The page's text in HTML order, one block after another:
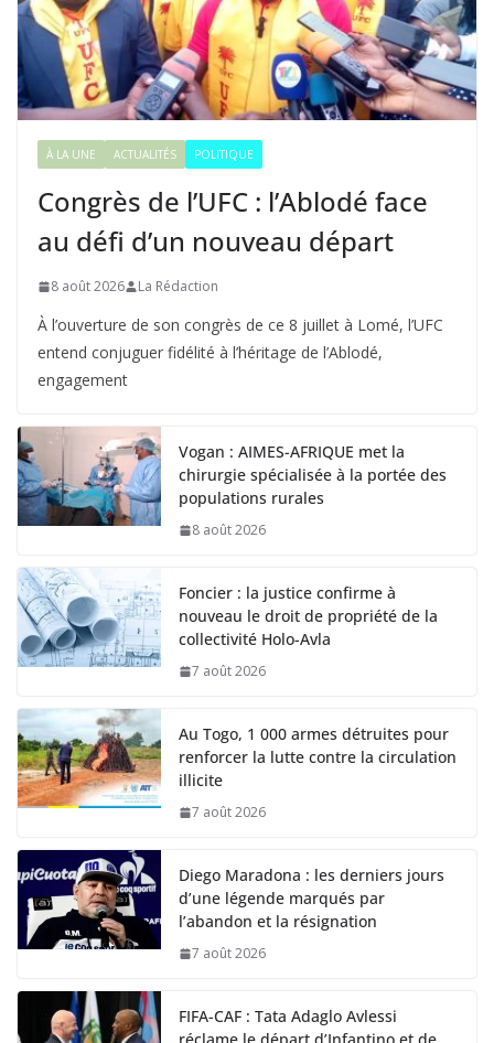
À LA UNE ACTUALITÉS POLITIQUE
Congrès de l’UFC : l’Ablodé face
au défi d’un nouveau départ
8 août 2026 La Rédaction
À l’ouverture de son congrès de ce 8 juillet à Lomé, l’UFC
entend conjuguer fidélité à l’héritage de l’Ablodé,
engagement
Vogan : AIMES-AFRIQUE met la
chirurgie spécialisée à la portée des
populations rurales
8 août 2026
Foncier : la justice confirme à
nouveau le droit de propriété de la
collectivité Holo-Avla
7 août 2026
Au Togo, 1 000 armes détruites pour
renforcer la lutte contre la circulation
illicite
7 août 2026
Diego Maradona : les derniers jours
d’une légende marqués par
l’abandon et la résignation
7 août 2026
FIFA-CAF : Tata Adaglo Avlessi